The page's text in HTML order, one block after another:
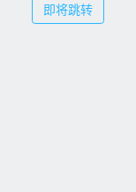
即将跳转